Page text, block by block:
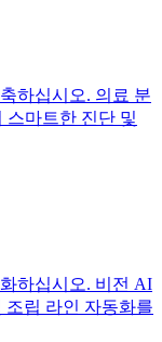
하십시오. 의료 분
스마트한 진단 및
하십시오. 비전 AI
조립 라인 자동화를